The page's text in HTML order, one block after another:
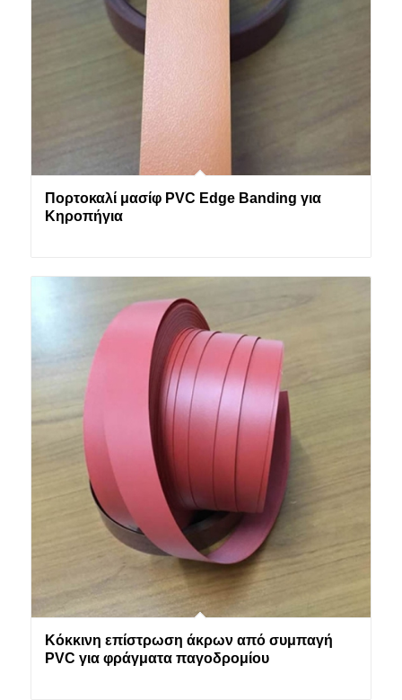
Πορτοκαλί μασίφ PVC Edge Banding για
Κηροπήγια
Κόκκινη επίστρωση άκρων από συμπαγή
PVC για φράγματα παγοδρομίου